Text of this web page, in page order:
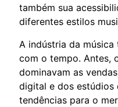
também sua
diferentes estilos
A indústria da
com o tempo. Antes,
dominavam as
digital e dos estúdios
tendências para o